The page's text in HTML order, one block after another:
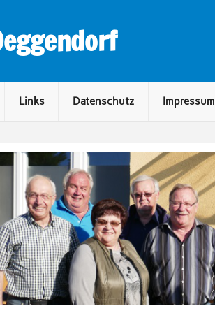
Links Datenschutz Impressum